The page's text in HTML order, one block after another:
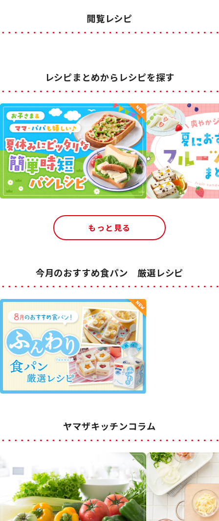
閲覧レシピ
レシピまとめからレシピを探す
もっと見る
今月のおすすめ食パン 厳選レシピ
ヤマザキッチンコラム